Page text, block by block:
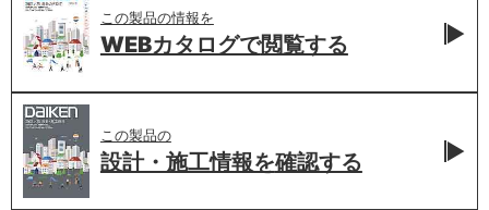
この製品の情報を
WEBカタログで閲覧する
この製品の
設計・施工情報を確認する